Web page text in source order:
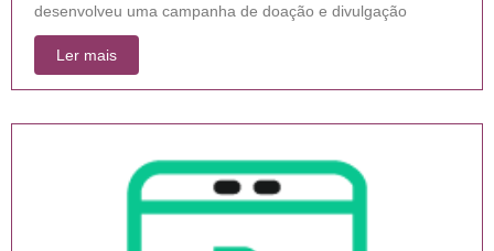
desenvolveu uma campanha de doação e divulgação
Ler mais